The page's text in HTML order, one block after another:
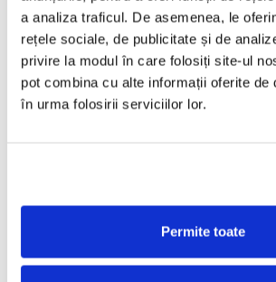
a analiza traficul. De asemenea, le
rețele sociale, de publicitate și de
privire la modul în care folosiți site-ul
pot combina cu alte informații oferite de
în urma folosirii serviciilor lor.
Permite toate
Informatii conformitate produs
Review-uri(0)
Antract - Live 20 Ani ,
70,00 Lei
Mondial